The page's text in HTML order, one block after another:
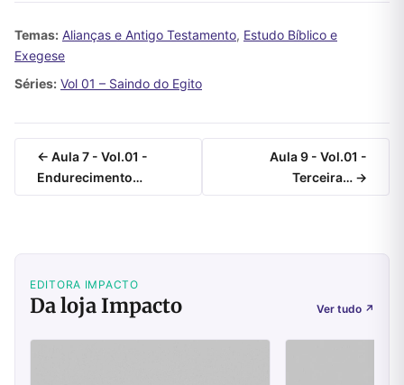
Temas: Alianças e Antigo Testamento, Estudo Bíblico e
Exegese
Séries: Vol 01 – Saindo do Egito
← Aula 7 - Vol.01 -
Endurecimento…
Aula 9 - Vol.01 -
Terceira… →
EDITORA IMPACTO
Da loja Impacto Ver tudo ↗